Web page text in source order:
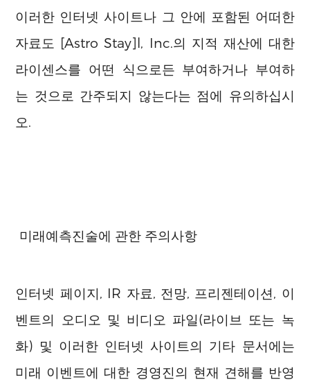
이러한 인터넷 사이트나 그 안에 포함된 어떠한
자료도 [Astro Stay]l, Inc.의 지적 재산에 대한
라이센스를 어떤 식으로든 부여하거나 부여하
는 것으로 간주되지 않는다는 점에 유의하십시
오.
미래예측진술에 관한 주의사항
인터넷 페이지, IR 자료, 전망, 프리젠테이션, 이
벤트의 오디오 및 비디오 파일(라이브 또는 녹
화) 및 이러한 인터넷 사이트의 기타 문서에는
미래 이벤트에 대한 경영진의 현재 견해를 반영